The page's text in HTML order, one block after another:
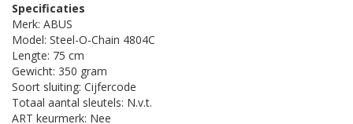
Specificaties
Merk: ABUS
Model: Steel-O-Chain 4804C
Lengte: 75 cm
Gewicht: 350 gram
Soort sluiting: Cijfercode
Totaal aantal sleutels: N.v.t.
ART keurmerk: Nee